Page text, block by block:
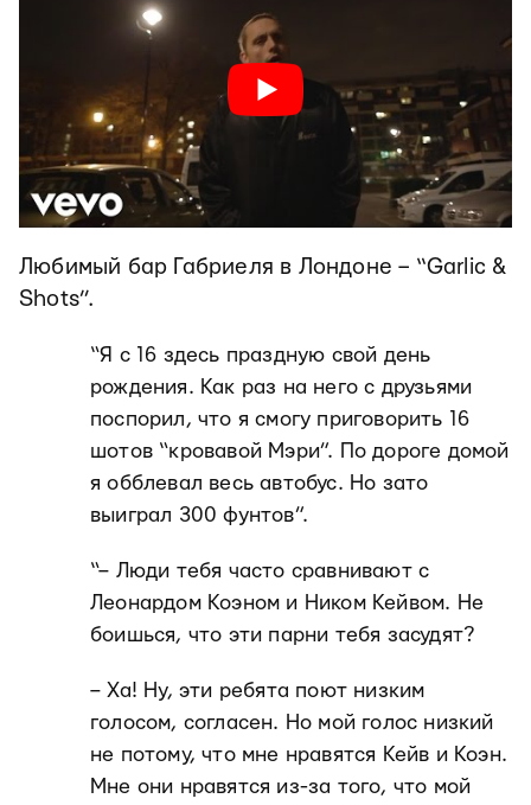
Любимый бар Габриеля в Лондоне – “Garlic &
Shots”.
“Я с 16 здесь праздную свой день
рождения. Как раз на него с друзьями
поспорил, что я смогу приговорить 16
шотов “кровавой Мэри”. По дороге домой
я обблевал весь автобус. Но зато
выиграл 300 фунтов”.
“– Люди тебя часто сравнивают с
Леонардом Коэном и Ником Кейвом. Не
боишься, что эти парни тебя засудят?
– Ха! Ну, эти ребята поют низким
голосом, согласен. Но мой голос низкий
не потому, что мне нравятся Кейв и Коэн.
Мне они нравятся из-за того, что мой